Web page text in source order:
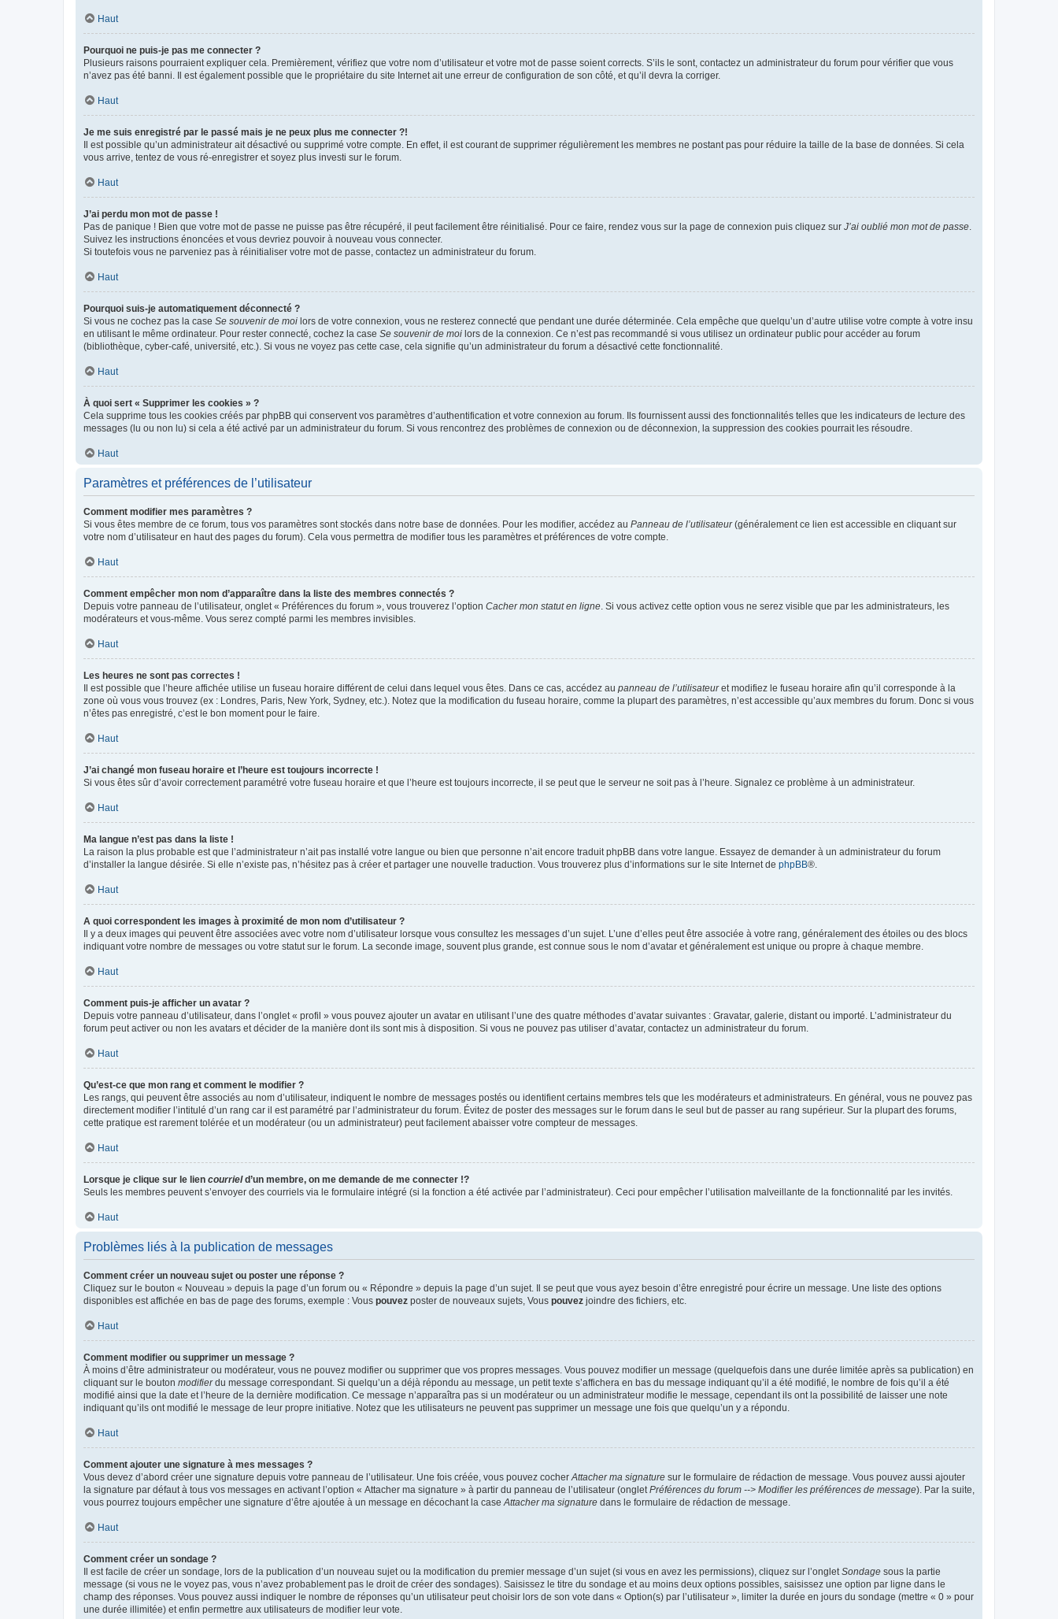
Haut
Pourquoi ne puis-je pas me connecter ?
Plusieurs raisons pourraient expliquer cela. Premièrement, vérifiez que votre nom d’utilisateur et votre mot de passe soient corrects. S’ils le sont, contactez un administrateur du forum pour vérifier que vous
n’avez pas été banni. Il est également possible que le propriétaire du site Internet ait une erreur de configuration de son côté, et qu’il devra la corriger.
Haut
Je me suis enregistré par le passé mais je ne peux plus me connecter ?!
Il est possible qu’un administrateur ait désactivé ou supprimé votre compte. En effet, il est courant de supprimer régulièrement les membres ne postant pas pour réduire la taille de la base de données. Si cela
vous arrive, tentez de vous ré-enregistrer et soyez plus investi sur le forum.
Haut
J’ai perdu mon mot de passe !
Pas de panique ! Bien que votre mot de passe ne puisse pas être récupéré, il peut facilement être réinitialisé. Pour ce faire, rendez vous sur la page de connexion puis cliquez sur J’ai oublié mon mot de passe
Suivez les instructions énoncées et vous devriez pouvoir à nouveau vous connecter.
Si toutefois vous ne parveniez pas à réinitialiser votre mot de passe, contactez un administrateur du forum.
Haut
Pourquoi suis-je automatiquement déconnecté ?
Si vous ne cochez pas la case Se souvenir de moi lors de votre connexion, vous ne resterez connecté que pendant une durée déterminée. Cela empêche que quelqu’un d’autre utilise votre compte à votre insu
en utilisant le même ordinateur. Pour rester connecté, cochez la case Se souvenir de moi lors de la connexion. Ce n’est pas recommandé si vous utilisez un ordinateur public pour accéder au forum
(bibliothèque, cyber-café, université, etc.). Si vous ne voyez pas cette case, cela signifie qu’un administrateur du forum a désactivé cette fonctionnalité.
Haut
À quoi sert « Supprimer les cookies » ?
Cela supprime tous les cookies créés par phpBB qui conservent vos paramètres d’authentification et votre connexion au forum. Ils fournissent aussi des fonctionnalités telles que les indicateurs de lecture des
messages (lu ou non lu) si cela a été activé par un administrateur du forum. Si vous rencontrez des problèmes de connexion ou de déconnexion, la suppression des cookies pourrait les résoudre.
Haut
Paramètres et préférences de l’utilisateur
Comment modifier mes paramètres ?
Si vous êtes membre de ce forum, tous vos paramètres sont stockés dans notre base de données. Pour les modifier, accédez au Panneau de l’utilisateur(généralement ce lien est accessible en cliquant sur
votre nom d’utilisateur en haut des pages du forum). Cela vous permettra de modifier tous les paramètres et préférences de votre compte.
Haut
Comment empêcher mon nom d’apparaître dans la liste des membres connectés ?
Depuis votre panneau de l’utilisateur, onglet « Préférences du forum », vous trouverez l’option Cacher mon statut en ligne . Si vous activez cette option vous ne serez visible que par les administrateurs, les
modérateurs et vous-même. Vous serez compté parmi les membres invisibles.
Haut
Les heures ne sont pas correctes !
Il est possible que l’heure affichée utilise un fuseau horaire différent de celui dans lequel vous êtes. Dans ce cas, accédez au panneau de l’utilisateuret modifiez le fuseau horaire afin qu’il corresponde à la
zone où vous vous trouvez (ex : Londres, Paris, New York, Sydney, etc.). Notez que la modification du fuseau horaire, comme la plupart des paramètres, n’est accessible qu’aux membres du forum. Donc si vous
n’êtes pas enregistré, c’est le bon moment pour le faire.
Haut
J’ai changé mon fuseau horaire et l’heure est toujours incorrecte !
Si vous êtes sûr d’avoir correctement paramétré votre fuseau horaire et que l’heure est toujours incorrecte, il se peut que le serveur ne soit pas à l’heure. Signalez ce problème à un administrateur.
Haut
Ma langue n’est pas dans la liste !
La raison la plus probable est que l’administrateur n’ait pas installé votre langue ou bien que personne n’ait encore traduit phpBB dans votre langue. Essayez de demander à un administrateur du forum
d’installer la langue désirée. Si elle n’existe pas, n’hésitez pas à créer et partager une nouvelle traduction. Vous trouverez plus d’informations sur le site Internet de phpBB®.
Haut
A quoi correspondent les images à proximité de mon nom d’utilisateur ?
Il y a deux images qui peuvent être associées avec votre nom d’utilisateur lorsque vous consultez les messages d’un sujet. L’une d’elles peut être associée à votre rang, généralement des étoiles ou des blocs
indiquant votre nombre de messages ou votre statut sur le forum. La seconde image, souvent plus grande, est connue sous le nom d’avatar et généralement est unique ou propre à chaque membre.
Haut
Comment puis-je afficher un avatar ?
Depuis votre panneau d’utilisateur, dans l’onglet « profil » vous pouvez ajouter un avatar en utilisant l’une des quatre méthodes d’avatar suivantes : Gravatar, galerie, distant ou importé. L’administrateur du
forum peut activer ou non les avatars et décider de la manière dont ils sont mis à disposition. Si vous ne pouvez pas utiliser d’avatar, contactez un administrateur du forum.
Haut
Qu’est-ce que mon rang et comment le modifier ?
Les rangs, qui peuvent être associés au nom d’utilisateur, indiquent le nombre de messages postés ou identifient certains membres tels que les modérateurs et administrateurs. En général, vous ne pouvez pas
directement modifier l’intitulé d’un rang car il est paramétré par l’administrateur du forum. Évitez de poster des messages sur le forum dans le seul but de passer au rang supérieur. Sur la plupart des forums,
cette pratique est rarement tolérée et un modérateur (ou un administrateur) peut facilement abaisser votre compteur de messages.
Haut
Lorsque je clique sur le lien courrield’un membre, on me demande de me connecter !?
Seuls les membres peuvent s’envoyer des courriels via le formulaire intégré (si la fonction a été activée par l’administrateur). Ceci pour empêcher l’utilisation malveillante de la fonctionnalité par les invités.
Haut
Problèmes liés à la publication de messages
Comment créer un nouveau sujet ou poster une réponse ?
Cliquez sur le bouton « Nouveau » depuis la page d’un forum ou « Répondre » depuis la page d’un sujet. Il se peut que vous ayez besoin d’être enregistré pour écrire un message. Une liste des options
disponibles est affichée en bas de page des forums, exemple : Vous pouvez poster de nouveaux sujets, Vous pouvez joindre des fichiers, etc.
Haut
Comment modifier ou supprimer un message ?
À moins d’être administrateur ou modérateur, vous ne pouvez modifier ou supprimer que vos propres messages. Vous pouvez modifier un message (quelquefois dans une durée limitée après sa publication) en
cliquant sur le bouton modifierdu message correspondant. Si quelqu’un a déjà répondu au message, un petit texte s’affichera en bas du message indiquant qu’il a été modifié, le nombre de fois qu’il a été
modifié ainsi que la date et l’heure de la dernière modification. Ce message n’apparaîtra pas si un modérateur ou un administrateur modifie le message, cependant ils ont la possibilité de laisser une note
indiquant qu’ils ont modifié le message de leur propre initiative. Notez que les utilisateurs ne peuvent pas supprimer un message une fois que quelqu’un y a répondu.
Haut
Comment ajouter une signature à mes messages ?
Vous devez d’abord créer une signature depuis votre panneau de l’utilisateur. Une fois créée, vous pouvez cocher Attacher ma signature sur le formulaire de rédaction de message. Vous pouvez aussi ajouter
la signature par défaut à tous vos messages en activant l’option « Attacher ma signature » à partir du panneau de l’utilisateur (onglet Préférences du forum --> Modifier les préférences de message). Par la suite,
vous pourrez toujours empêcher une signature d’être ajoutée à un message en décochant la case Attacher ma signature dans le formulaire de rédaction de message.
Haut
Comment créer un sondage ?
Il est facile de créer un sondage, lors de la publication d’un nouveau sujet ou la modification du premier message d’un sujet (si vous en avez les permissions), cliquez sur l’onglet Sondage sous la partie
message (si vous ne le voyez pas, vous n’avez probablement pas le droit de créer des sondages). Saisissez le titre du sondage et au moins deux options possibles, saisissez une option par ligne dans le
champ des réponses. Vous pouvez aussi indiquer le nombre de réponses qu’un utilisateur peut choisir lors de son vote dans « Option(s) par l’utilisateur », limiter la durée en jours du sondage (mettre « 0 » pour
une durée illimitée) et enfin permettre aux utilisateurs de modifier leur vote.